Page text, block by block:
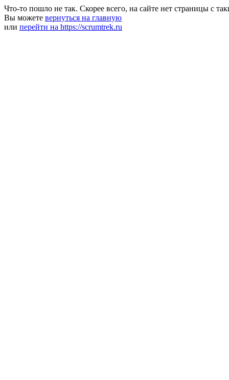
Что-то пошло не так. Скорее всего, на сайте нет страницы с
Вы можете вернуться на главную
или перейти на https://scrumtrek.ru